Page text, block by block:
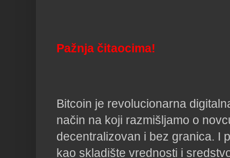
Pažnja čitaocima!
Bitcoin je revolucionarna
način na koji razmišljamo o
decentralizovan i bez granica. I
kao skladište vrednosti i